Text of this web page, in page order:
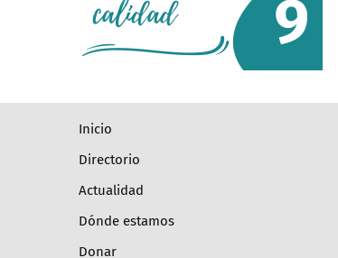
inicio
directorio
actualidad
dónde estamos
donar